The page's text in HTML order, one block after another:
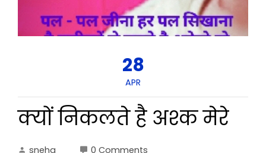
28
APR
क्यों निकलते है अश्क मेरे
sneha
0 Comments